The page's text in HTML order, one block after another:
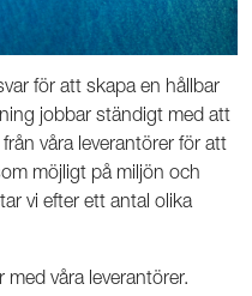
för att skapa en hållbar
jobbar ständigt med att
våra leverantörer för att
möjligt på miljön och
vi efter ett antal olika
med våra leverantörer.